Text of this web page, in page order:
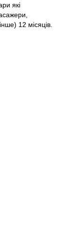
які
12 місяців.